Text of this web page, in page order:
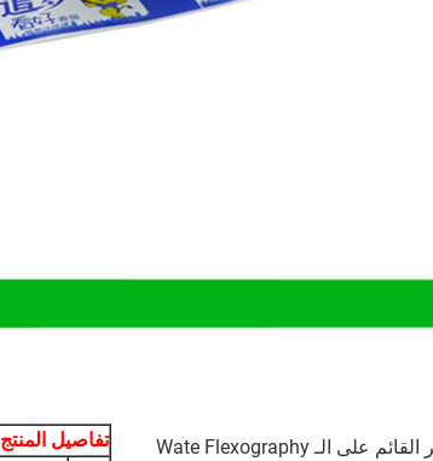
تفاصيل المنتج
الحبر القائم على الـ Wate Flexography